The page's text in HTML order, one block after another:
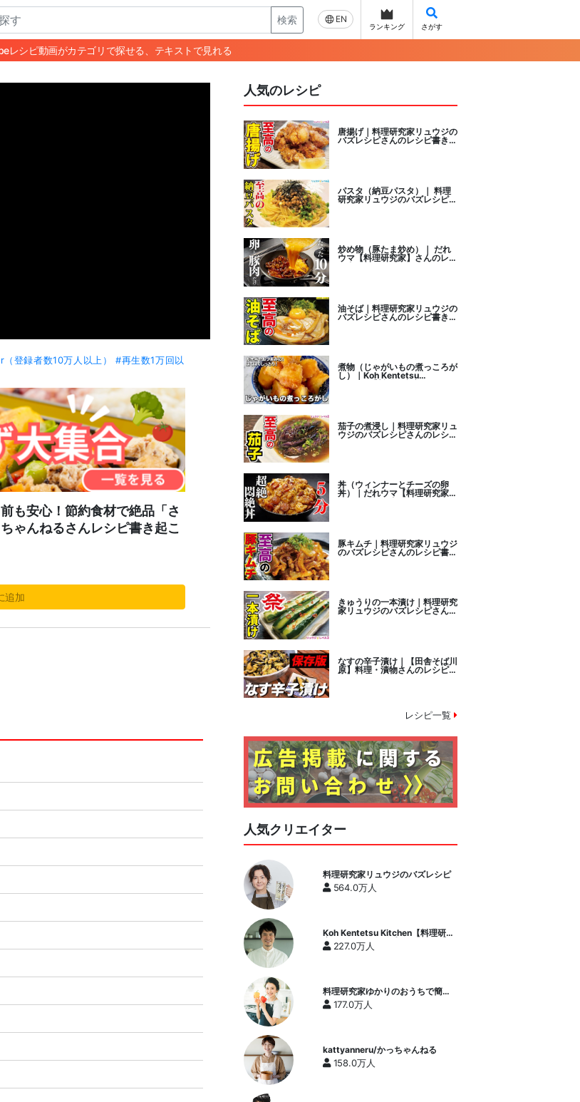
検索 EN
ランキング さがす
レシピ動画がカテゴリで探せる、テキストで見れる
登録者数10万人以上）
#再生数1万回以
も安心！節約食材で絶品「さ
ゃんねるさんレシピ書き起こ
追加
人気のレシピ
唐揚げ｜料理研究家リュウジの
バズレシピさんのレシピ書き起
パスタ（納豆パスタ）｜ 料理
研究家リュウジのバズレシピさ
んのレシピ書き起こし
炒め物（豚たま炒め）｜ だれ
ウマ【料理研究家】さんのレシ
油そば｜料理研究家リュウジの
バズレシピさんのレシピ書き起
煮物（じゃがいもの煮っころが
し）｜Koh Kentetsu
茄子の煮浸し｜料理研究家リュ
ウジのバズレシピさんのレシピ
書き起こし
丼（ウィンナーとチーズの卵
丼）｜だれウマ【料理研究家】
豚キムチ｜料理研究家リュウジ
のバズレシピさんのレシピ書き
起こし
きゅうりの一本漬け｜料理研究
家リュウジのバズレシピさんの
なすの辛子漬け｜【田舎そば川
原】料理・漬物さんのレシピ書
き起こし
レシピ一覧
人気クリエイター
料理研究家リュウジのバズレシピ
564.0万人
Koh Kentetsu Kitchen【料理研究
家コウケンテツ公式チャンネル】
227.0万人
料理研究家ゆかりのおうちで簡単
レシピ / Yukari's Kitchen
177.0万人
kattyanneru/かっちゃんねる
158.0万人